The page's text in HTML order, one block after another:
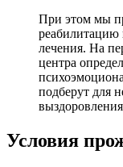
При этом мы
реабилитацию
лечения. На
центра
подберут для
Условия